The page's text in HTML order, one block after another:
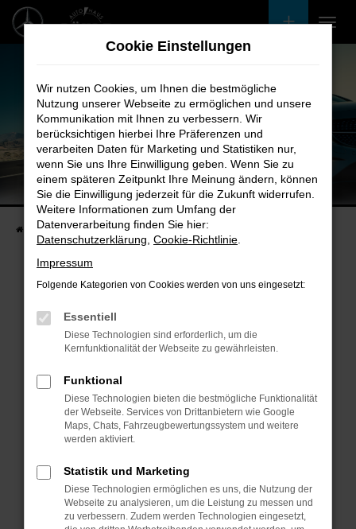
Zum
Unsere Fahrzeugangebote
Bei uns finden Sie bestimmt Ihren Nächsten
Startseite Fahrzeugangebote Bestandsfahrzeuge
Fehler: Network Error
Beim Laden ist ein Fehler aufgetreten.
können:
Überprüfe deine Firewall und deine
Internetverbindung.
deine Suchmaschine?
Prüfe deine Browsererweiterungen.
Manche Erweiterungen, wie
Cookie Einstellungen
Wir nutzen Cookies, um Ihnen die bestmögliche
Nutzung unserer Webseite zu ermöglichen und unsere
Kommunikation mit Ihnen zu verbessern. Wir
berücksichtigen hierbei Ihre Präferenzen und
verarbeiten Daten für Marketing und Statistiken nur,
wenn Sie uns Ihre Einwilligung geben. Wenn Sie zu
einem späteren Zeitpunkt Ihre Meinung ändern, können
Sie die Einwilligung jederzeit für die Zukunft widerrufen.
Weitere Informationen zum Umfang der
Datenverarbeitung finden Sie hier:
Datenschutzerklärung Cookie-Richtlinie
Impressum
Folgende Kategorien von Cookies werden von uns eingesetzt:
Essentiell
Diese Technologien sind erforderlich, um die
Kernfunktionalität der Webseite zu gewährleisten.
Funktional
Diese Technologien bieten die bestmögliche Funktionalität
der Webseite. Services von Drittanbietern wie Google
Maps, Chats, Fahrzeugbewertungssystem und weitere
werden aktiviert.
Statistik und Marketing
Diese Technologien ermöglichen es uns, die Nutzung der
Webseite zu analysieren, um die Leistung zu messen und
zu verbessern. Zudem werden Technologien eingesetzt,